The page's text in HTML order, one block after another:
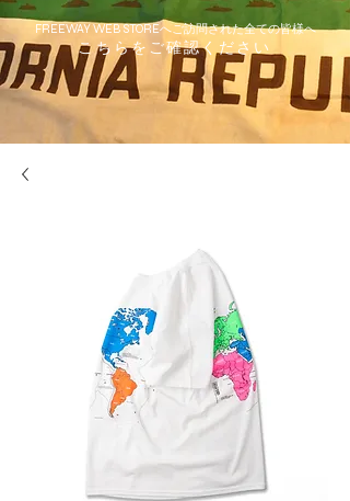
FREEWAY WEB STOREへご訪問された全ての皆様へ
こちらをご確認ください